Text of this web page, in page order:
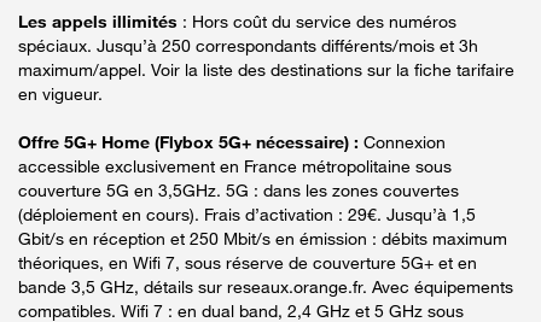
Les appels illimités : Hors coût du service des numéros
spéciaux. Jusqu’à 250 correspondants différents/mois et 3h
maximum/appel. Voir la liste des destinations sur la fiche tarifaire
en vigueur.
Offre 5G+ Home (Flybox 5G+ nécessaire) : Connexion
accessible exclusivement en France métropolitaine sous
couverture 5G en 3,5GHz. 5G : dans les zones couvertes
(déploiement en cours). Frais d’activation : 29€. Jusqu’à 1,5
Gbit/s en réception et 250 Mbit/s en émission : débits maximum
théoriques, en Wifi 7, sous réserve de couverture 5G+ et en
bande 3,5 GHz, détails sur reseaux.orange.fr. Avec équipements
compatibles. Wifi 7 : en dual band, 2,4 GHz et 5 GHz sous